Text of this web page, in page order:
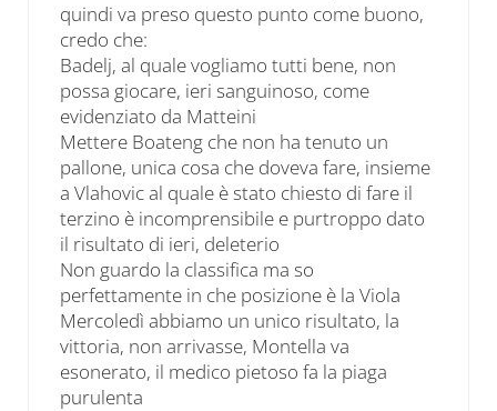
quindi va preso questo punto come buono,
credo che:
Badelj, al quale vogliamo tutti bene, non
possa giocare, ieri sanguinoso, come
evidenziato da Matteini
Mettere Boateng che non ha tenuto un
pallone, unica cosa che doveva fare, insieme
a Vlahovic al quale è stato chiesto di fare il
terzino è incomprensibile e purtroppo dato
il risultato di ieri, deleterio
Non guardo la classifica ma so
perfettamente in che posizione è la Viola
Mercoledì abbiamo un unico risultato, la
vittoria, non arrivasse, Montella va
esonerato, il medico pietoso fa la piaga
purulenta